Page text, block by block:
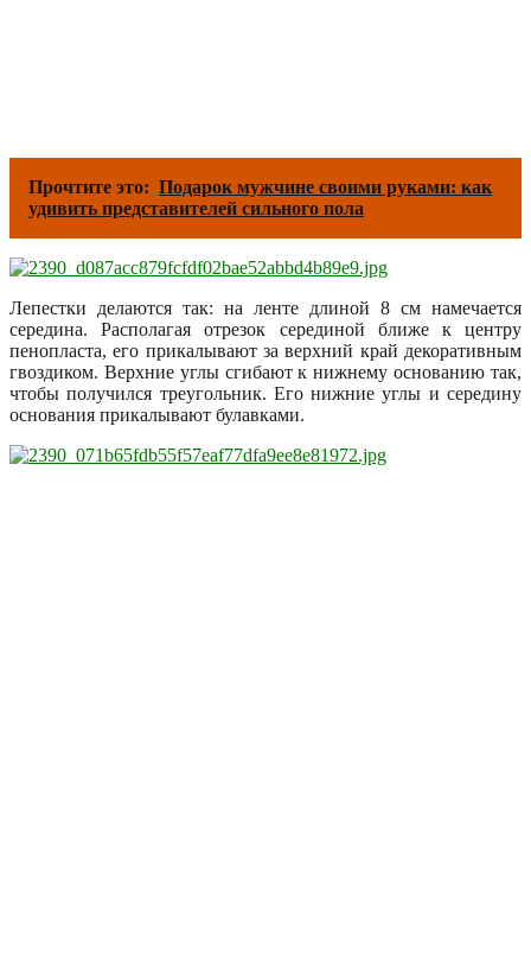
Прочтите это: Подарок мужчине своими руками: как
удивить представителей сильного пола
Лепестки делаются так: на ленте длиной 8 см намечается
середина. Располагая отрезок серединой ближе к центру
пенопласта, его прикалывают за верхний край декоративным
гвоздиком. Верхние углы сгибают к нижнему основанию так,
чтобы получился треугольник. Его нижние углы и середину
основания прикалывают булавками.